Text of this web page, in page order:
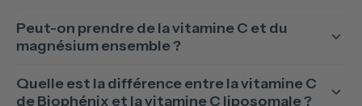
Peut-on prendre de la vitamine C et du
magnésium ensemble ?
Quelle est la différence entre la vitamine C
de Biophénix et la vitamine C liposomale ?